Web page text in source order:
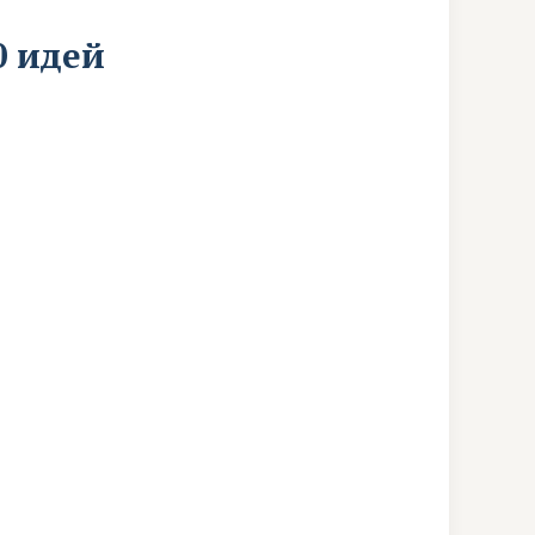
идей